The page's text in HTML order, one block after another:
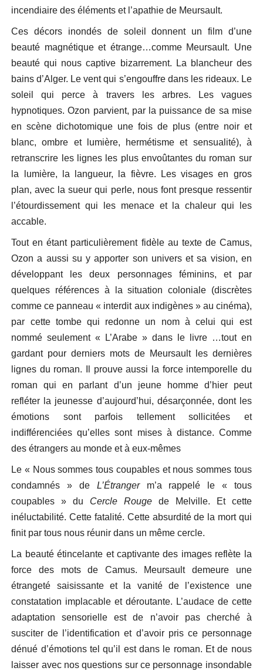
incendiaire des éléments et l’apathie de Meursault.
Ces décors inondés de soleil donnent un film d’une
beauté magnétique et étrange…comme Meursault. Une
beauté qui nous captive bizarrement. La blancheur des
bains d’Alger. Le vent qui s’engouffre dans les rideaux. Le
soleil qui perce à travers les arbres. Les vagues
hypnotiques. Ozon parvient, par la puissance de sa mise
en scène dichotomique une fois de plus (entre noir et
blanc, ombre et lumière, hermétisme et sensualité), à
retranscrire les lignes les plus envoûtantes du roman sur
la lumière, la langueur, la fièvre. Les visages en gros
plan, avec la sueur qui perle, nous font presque ressentir
l’étourdissement qui les menace et la chaleur qui les
accable.
Tout en étant particulièrement fidèle au texte de Camus,
Ozon a aussi su y apporter son univers et sa vision, en
développant les deux personnages féminins, et par
quelques références à la situation coloniale (discrètes
comme ce panneau « interdit aux indigènes » au cinéma),
par cette tombe qui redonne un nom à celui qui est
nommé seulement « L’Arabe » dans le livre …tout en
gardant pour derniers mots de Meursault les dernières
lignes du roman. Il prouve aussi la force intemporelle du
roman qui en parlant d’un jeune homme d’hier peut
refléter la jeunesse d’aujourd’hui, désarçonnée, dont les
émotions sont parfois tellement sollicitées et
indifférenciées qu’elles sont mises à distance. Comme
des étrangers au monde et à eux-mêmes
Le « Nous sommes tous coupables et nous sommes tous
condamnés » de L’Étrangerm’a rappelé le « tous
coupables » du Cercle Rouge de Melville. Et cette
inéluctabilité. Cette fatalité. Cette absurdité de la mort qui
finit par tous nous réunir dans un même cercle.
La beauté étincelante et captivante des images reflète la
force des mots de Camus. Meursault demeure une
étrangeté saisissante et la vanité de l’existence une
constatation implacable et déroutante. L’audace de cette
adaptation sensorielle est de n’avoir pas cherché à
susciter de l’identification et d’avoir pris ce personnage
dénué d’émotions tel qu’il est dans le roman. Et de nous
laisser avec nos questions sur ce personnage insondable